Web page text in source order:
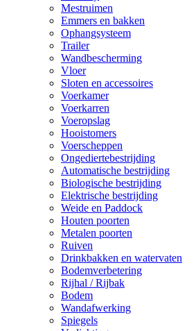
Mestruimen
Emmers en bakken
Ophangsysteem
Trailer
Wandbescherming
Vloer
Sloten en accessoires
Voerkamer
Voerkarren
Voeropslag
Hooistomers
Voerscheppen
Ongediertebestrijding
Automatische bestrijding
Biologische bestrijding
Elektrische bestrijding
Weide en Paddock
Houten poorten
Metalen poorten
Ruiven
Drinkbakken en watervaten
Bodemverbetering
Rijhal / Rijbak
Bodem
Wandafwerking
Spiegels